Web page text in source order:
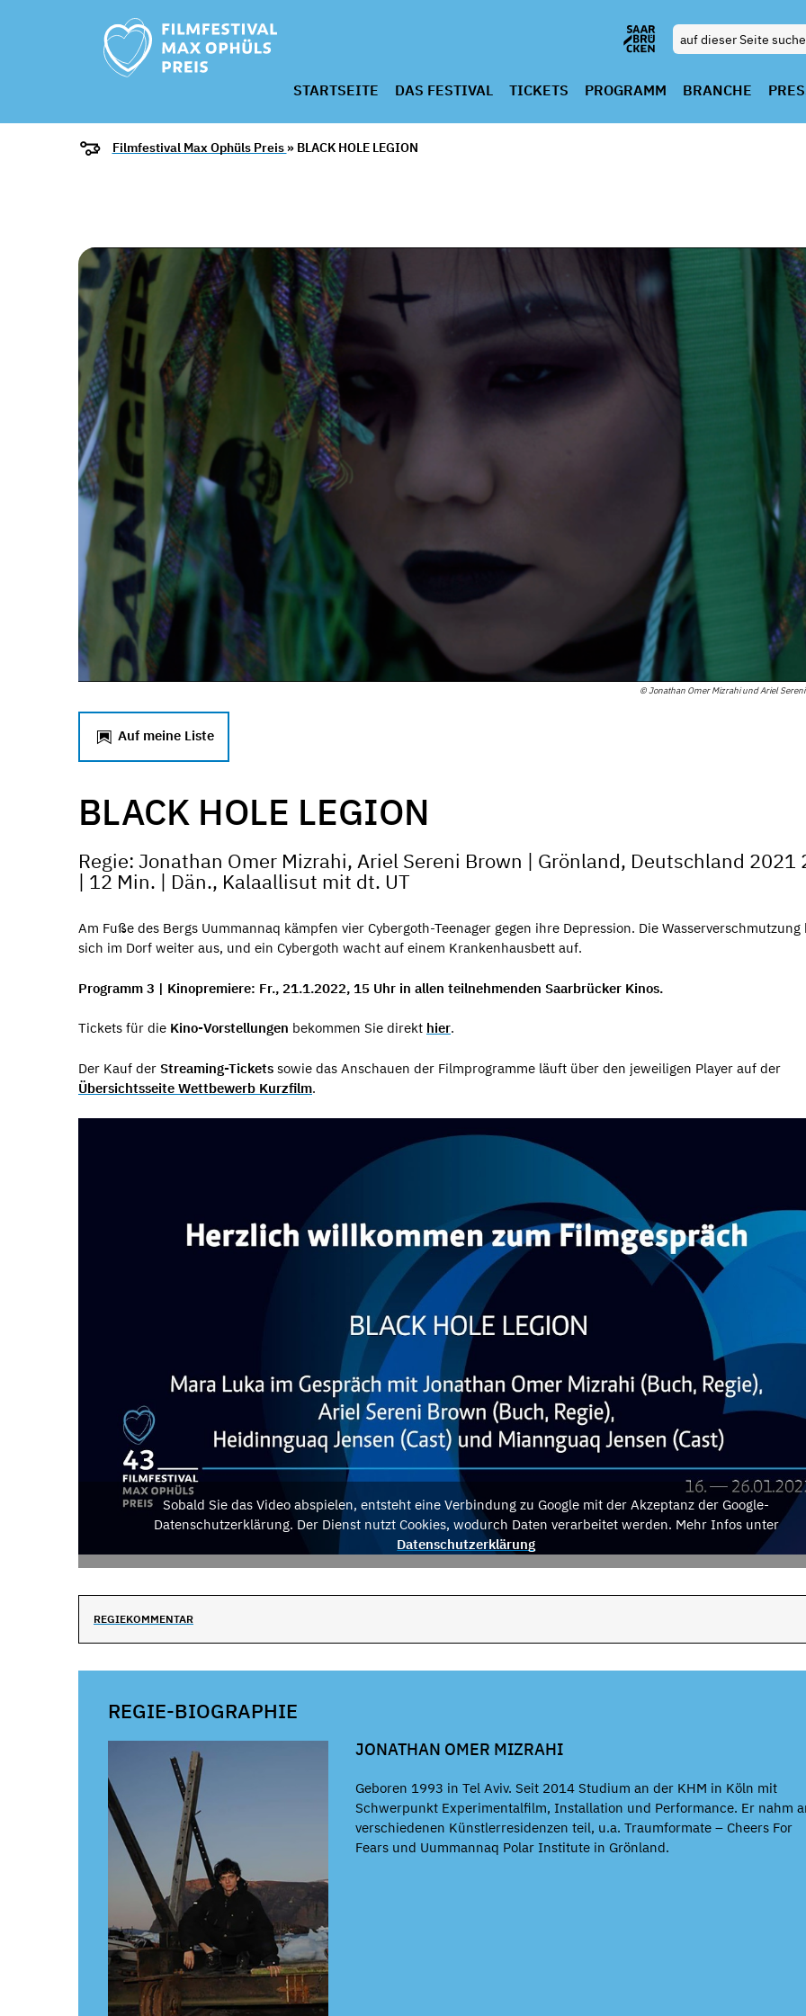
STARTSEITE DAS FESTIVAL TICKETS PROGRAMM BRANCHE
Filmfestival Max Ophüls Preis » BLACK HOLE LEGION
© Jonathan Omer Mizrahi und Ariel
Auf meine Liste
BLACK HOLE LEGION
Regie: Jonathan Omer Mizrahi, Ariel Sereni Brown | Grönland, Deutschland 2021
| 12 Min. | Dän., Kalaallisut mit dt. UT
Am Fuße des Bergs Uummannaq kämpfen vier Cybergoth-Teenager gegen ihre Depression. Die
sich im Dorf weiter aus, und ein Cybergoth wacht auf einem Krankenhausbett auf.
Programm 3 | Kinopremiere: Fr., 21.1.2022, 15 Uhr in allen teilnehmenden Saarbrücker Kinos.
Tickets für die Kino-Vorstellungen bekommen Sie direkt hier.
Der Kauf der Streaming-Tickets sowie das Anschauen der Filmprogramme läuft über den jeweiligen Player auf der
Übersichtsseite Wettbewerb Kurzfilm.
Sobald Sie das Video abspielen, entsteht eine Verbindung zu Google mit der Akzeptanz der Google-
Datenschutzerklärung. Der Dienst nutzt Cookies, wodurch Daten verarbeitet werden. Mehr Infos unter
Datenschutzerklärung
REGIEKOMMENTAR
REGIE-BIOGRAPHIE
JONATHAN OMER MIZRAHI
Geboren 1993 in Tel Aviv. Seit 2014 Studium an der KHM in Köln mit
Schwerpunkt Experimentalfilm, Installation und Performance. Er nahm
verschiedenen Künstlerresidenzen teil, u.a. Traumformate – Cheers For
Fears und Uummannaq Polar Institute in Grönland.